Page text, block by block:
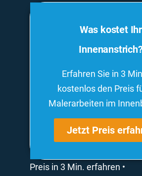
Was kostet Ihr
Erfahren Sie in 3
kostenlos den Preis
Malerarbeiten im
Jetzt Preis
Preis in 3 Min. erfahren •